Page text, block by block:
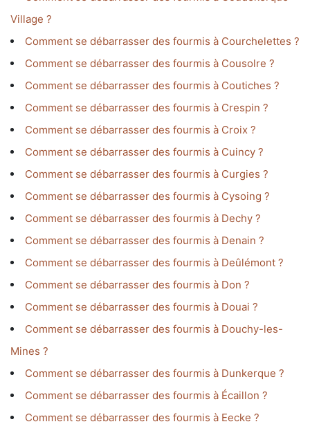
Village ?
Comment se débarrasser des fourmis à Courchelettes ?
Comment se débarrasser des fourmis à Cousolre ?
Comment se débarrasser des fourmis à Coutiches ?
Comment se débarrasser des fourmis à Crespin ?
Comment se débarrasser des fourmis à Croix ?
Comment se débarrasser des fourmis à Cuincy ?
Comment se débarrasser des fourmis à Curgies ?
Comment se débarrasser des fourmis à Cysoing ?
Comment se débarrasser des fourmis à Dechy ?
Comment se débarrasser des fourmis à Denain ?
Comment se débarrasser des fourmis à Deûlémont ?
Comment se débarrasser des fourmis à Don ?
Comment se débarrasser des fourmis à Douai ?
Comment se débarrasser des fourmis à Douchy-les-
Mines ?
Comment se débarrasser des fourmis à Dunkerque ?
Comment se débarrasser des fourmis à Écaillon ?
Comment se débarrasser des fourmis à Eecke ?